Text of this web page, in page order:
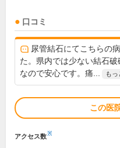
口コミ
尿管結石にてこちらの
た。県内では少ない結石
なので安心です。痛...
も
この医
アクセス数※